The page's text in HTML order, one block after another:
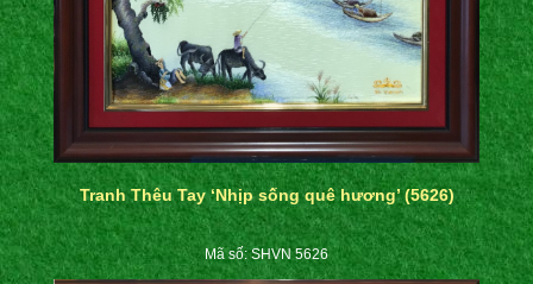
Tranh Thêu Tay ‘Nhịp sống quê hương’ (5626)
Mã số: SHVN 5626